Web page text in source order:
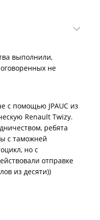
выполнили,
не
с помощью JPAUC из
Renault Twizy.
ребята
с таможней
но с
отправке
из десяти))